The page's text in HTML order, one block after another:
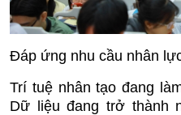
Đáp ứng nhu cầu nhân
Trí tuệ nhân tạo đang
Dữ liệu đang trở thành